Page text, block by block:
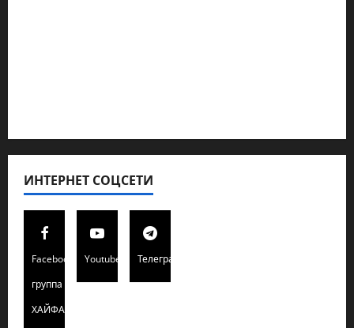
ИНТЕРНЕТ СОЦСЕТИ
Facebook
группа
ХАЙФАИНФО
Youtube Телеграмм